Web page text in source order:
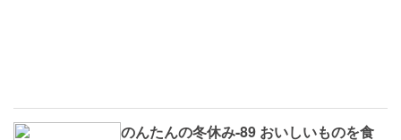
のんたんの冬休み-89 おいしいものを食